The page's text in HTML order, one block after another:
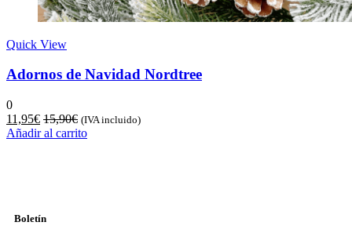
Quick View
Adornos de Navidad Nordtree
0
11,95€ 15,90€ (IVA incluido)
Añadir al carrito
Boletín